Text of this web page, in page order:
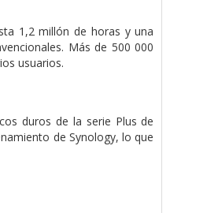
1,2 millón de horas y una
Más de 500 000
usuarios.
duros de la serie Plus de
de Synology, lo que